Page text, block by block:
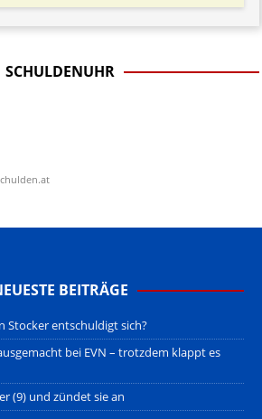
SCHULDENUHR
BEITRÄGE
Stocker entschuldigt sich?
bei EVN – trotzdem klappt es
(9) und zündet sie an